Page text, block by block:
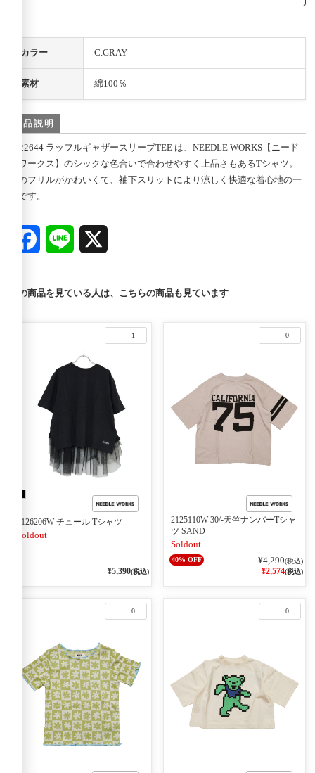
カラー C.GRAY
素材 綿100％
商品説明
2122644 ラッフルギャザースリーブTEE は、NEEDLE WORKS【ニード
ルワークス】のシックな色合いで合わせやすく上品さもあるTシャツ。
袖のフリルがかわいくて、袖下スリットにより涼しく快適な着心地の一
着です。
FacebookLine
この商品を見ている人は、こちらの商品も見ています
1
2126206W チュール Tシャツ
Soldout
¥5,390(税込)
0
40% OFF
2125110W 30/-天竺ナンバーTシャ
ツ SAND
Soldout
¥4,290(税込)
¥2,574(税込)
0 0